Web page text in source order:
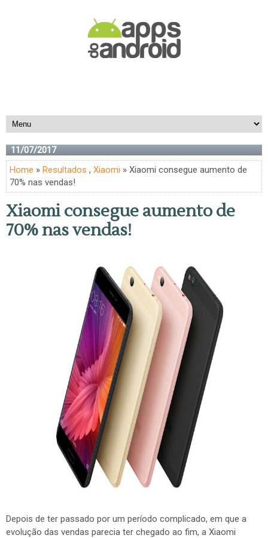
11/07/2017
Home » Resultados , Xiaomi » Xiaomi consegue aumento de
70% nas vendas!
Xiaomi consegue aumento de
70% nas vendas!
Depois de ter passado por um período complicado, em que a
evolução das vendas parecia ter chegado ao fim, a Xiaomi